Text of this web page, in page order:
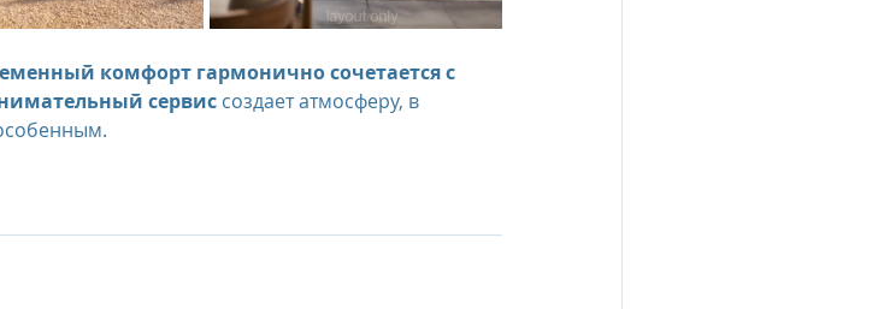
комфорт гармонично сочетается с
сервис создает атмосферу, в